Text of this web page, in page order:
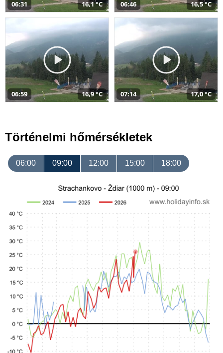
06:31 16,1 °C 06:46 16,5 °C
06:59 16,9 °C 07:14 17,0 °C
Történelmi hőmérsékletek
06:00 09:00 12:00 15:00 18:00